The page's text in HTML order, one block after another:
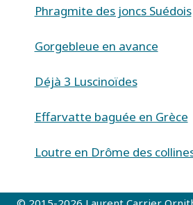
Phragmite des joncs Suédois
Gorgebleue en avance
Déjà 3 Luscinoïdes
Effarvatte baguée en Grèce
Loutre en Drôme des